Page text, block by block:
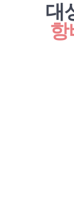
대
항